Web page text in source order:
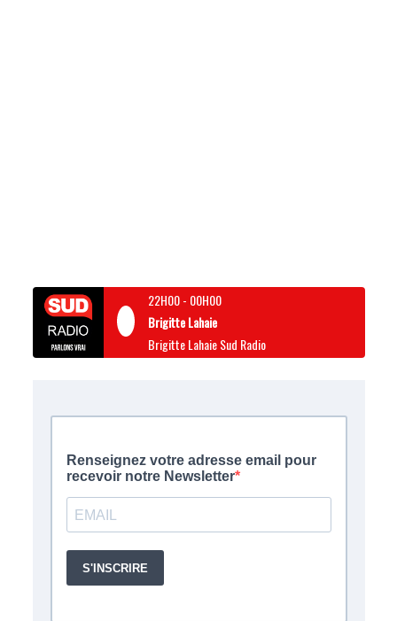
22H00- 00H00
Brigitte Lahaie
Brigitte Lahaie Sud Radio